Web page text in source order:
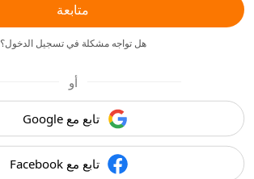
متابعة
هل تواجه مشكلة في تسجيل الدخول؟
أو
تابع مع Google
تابع مع Facebook